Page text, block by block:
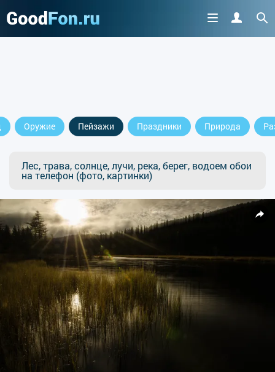
Оружие Пейзажи Праздники Природа
Лес, трава, солнце, лучи, река, берег, водоем обои
на телефон (фото, картинки)